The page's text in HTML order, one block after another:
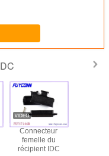
Connecteur
femelle du
récipient IDC